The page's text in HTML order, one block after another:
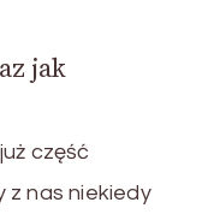
jak
część
z nas niekiedy